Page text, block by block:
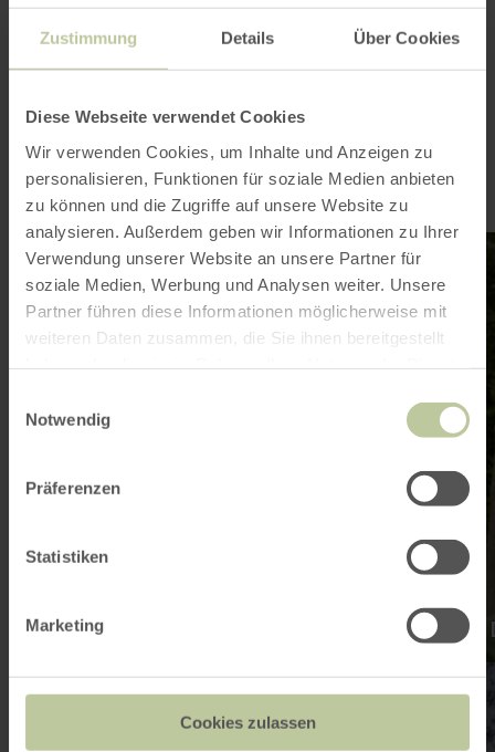
Zustimmung Details Über Cookies
Diese Webseite verwendet Cookies
Wir verwenden Cookies, um Inhalte und Anzeigen zu
personalisieren, Funktionen für soziale Medien anbieten
zu können und die Zugriffe auf unsere Website zu
analysieren. Außerdem geben wir Informationen zu Ihrer
Verwendung unserer Website an unsere Partner für
soziale Medien, Werbung und Analysen weiter. Unsere
Partner führen diese Informationen möglicherweise mit
weiteren Daten zusammen, die Sie ihnen bereitgestellt
Notwendig
Präferenzen
Statistiken
Marketing
Cookies zulassen
Stolberg at a
Glance
Accommodations
learn
more
about:
Accommodations